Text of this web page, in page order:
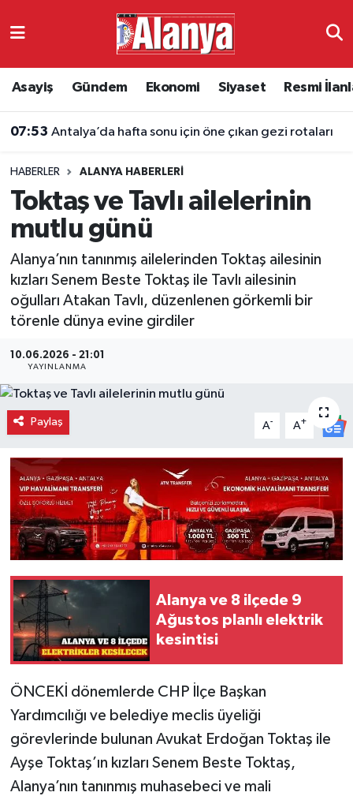
Asayiş Gündem Ekonomi Siyaset Resmi
07:51 Antalya’da uygun konaklamanın adresi: 2026 kamu misafirhaneleri fiyatları
HABERLER ALANYA HABERLERI
Toktaş ve Tavlı ailelerinin
mutlu günü
Alanya’nın tanınmış ailelerinden Toktaş ailesinin
kızları Senem Beste Toktaş ile Tavlı ailesinin
oğulları Atakan Tavlı, düzenlenen görkemli bir
törenle dünya evine girdiler
10.06.2026 - 21:01
YAYINLANMA
Paylaş A- A+
Alanya ve 8 ilçede 9
Ağustos planlı elektrik
kesintisi
ÖNCEKİ dönemlerde CHP İlçe Başkan
Yardımcılığı ve belediye meclis üyeliği
görevlerinde bulunan Avukat Erdoğan Toktaş ile
Ayşe Toktaş’ın kızları Senem Beste Toktaş,
Alanya’nın tanınmış muhasebeci ve mali
Ekonomi
Resmi İlanlar
Alanyaspor
Turizm
Antalya Namaz Vakitleri
Süper Lig Puan Durumu ve Fikstür
Tüm Manşetler
Son Dakika Haberleri